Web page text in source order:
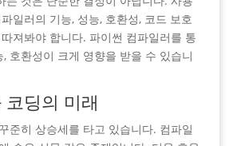
일러의 기능, 성능, 호환성, 코드 보호
져봐야 합니다. 파이썬 컴파일러를 통
호환성이 크게 영향을 받을 수 있습니
코딩의 미래
준히 상승세를 타고 있습니다. 컴파일